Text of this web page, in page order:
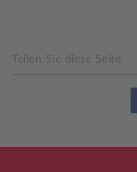
Teilen Sie diese Seite